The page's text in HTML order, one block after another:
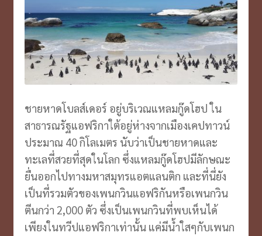
ชายหาดโบลส์เดอร์ อยู่บริเวณแหลมกู๊ดโฮป ใน
สาธารณรัฐแอฟริกาใต้อยู่ห่างจากเมืองเคปทาวน์
ประมาณ 40 กิโลเมตร นับว่าเป็นชายหาดและ
ทะเลที่สวยที่สุดในโลก ซึ่งแหลมกู๊ดโฮปมีลักษณะ
ยื่นออกไปทางมหาสมุทรแอตแลนติก และที่นี่ยัง
เป็นที่รวมตัวของเพนกวินแอฟริกันหรือเพนกวิน
ตีนกว่า 2,000 ตัว ซึ่งเป็นเพนกวินที่พบเห็นได้
เพียงในทวีปแอฟริกาเท่านั้น แค่มีน้ำใสๆกับเพนก